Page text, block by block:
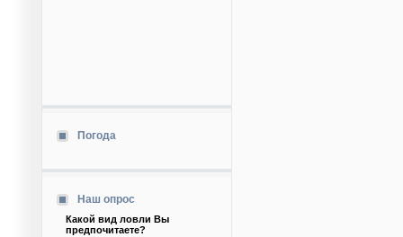
Погода
Наш опрос
Какой вид ловли Вы
предпочитаете?